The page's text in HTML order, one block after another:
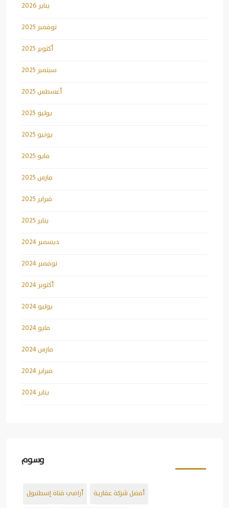
يناير 2026
نوفمبر 2025
أكتوبر 2025
سبتمبر 2025
أغسطس 2025
يوليو 2025
يونيو 2025
مايو 2025
مارس 2025
فبراير 2025
يناير 2025
ديسمبر 2024
نوفمبر 2024
أكتوبر 2024
يوليو 2024
مايو 2024
مارس 2024
فبراير 2024
يناير 2024
وسوم
أفضل شركة عقارية أراضي قناة إسطنبول